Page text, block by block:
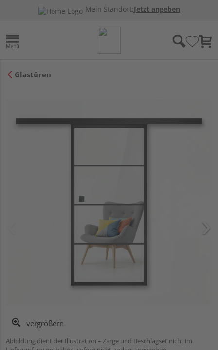
Mein Standort:Jetzt angeben
Glastüren
vergrößern
Abbildung dient der Illustration – Zarge und Beschlagset nicht im